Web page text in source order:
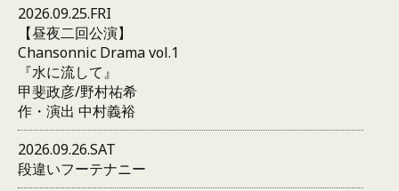
2026.09.25.FRI
【昼夜二回公演】
Chansonnic Drama vol.1
『水に流して』
甲斐政彦/野村祐希
作・演出 中村義裕
2026.09.26.SAT
段違いフーテナニー